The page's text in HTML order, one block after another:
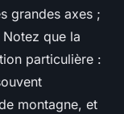
grandes axes ;
que la
particulière :
montagne, et